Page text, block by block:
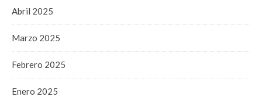
Abril 2025
Marzo 2025
Febrero 2025
Enero 2025